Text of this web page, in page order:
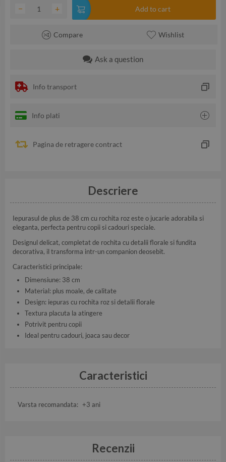
+
− Add to cart
Compare Wishlist
Ask a question
Info transport
Info plati
Pagina de retragere contract
Descriere
Iepurasul de plus de 38 cm cu rochita roz este o jucarie adorabila si
eleganta, perfecta pentru copii si cadouri speciale.
Designul delicat, completat de rochita cu detalii florale si fundita
decorativa, il transforma intr-un companion deosebit.
Caracteristici principale:
Dimensiune: 38 cm
Material: plus moale, de calitate
Design: iepuras cu rochita roz si detalii florale
Textura placuta la atingere
Potrivit pentru copii
Ideal pentru cadouri, joaca sau decor
Caracteristici
Varsta recomandata: +3 ani
Recenzii